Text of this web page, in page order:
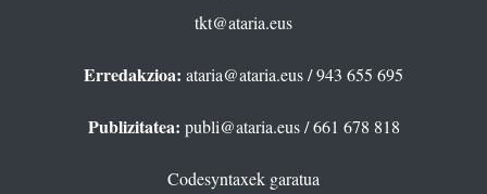
tkt@ataria.eus
Erredakzioa: ataria@ataria.eus/ 943 655 695
Publizitatea: publi@ataria.eus/ 661 678 818
Codesyntaxek garatua